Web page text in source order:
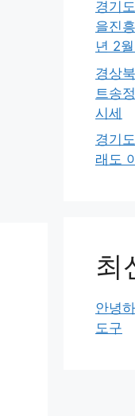
경기
을진
년 2
경상
트송
시세
경기
래도
최
안녕
도구